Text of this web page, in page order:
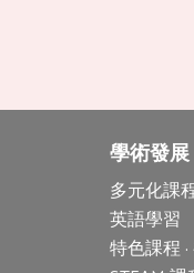
學術發展
多元化課
英語學習
特色課程